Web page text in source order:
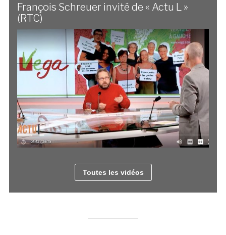
François Schreuer invité de « Actu L »
(RTC)
Toutes les vidéos